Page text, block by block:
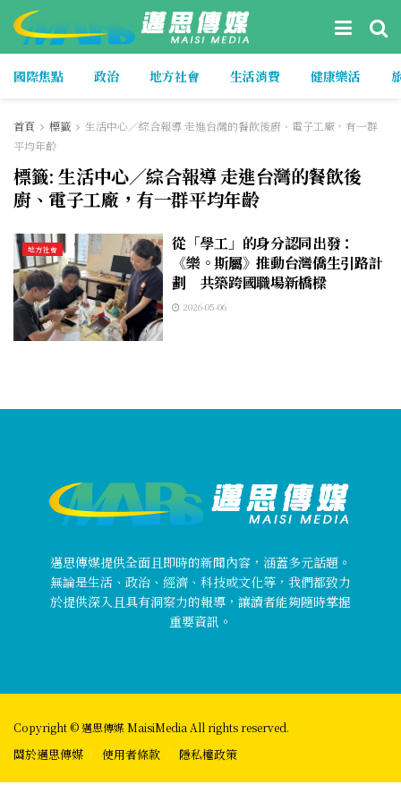
國際焦點 政治 地方社會 生活消費 健康樂活
首頁 標籤
生活中心／綜合報導 走進台灣的餐飲後廚、電子工廠，有一群
平均年齡
標籤:生活中心／綜合報導 走進台灣的餐飲後
廚、電子工廠，有一群平均年齡
地方社會
從「學工」的身分認同出發：
《樂。斯屬》推動台灣僑生引路計
劃 共築跨國職場新橋樑
2026-05-06
邁思傳媒提供全面且即時的新聞內容，涵蓋多元話題。
無論是生活、政治、經濟、科技或文化等，我們都致力
於提供深入且具有洞察力的報導，讓讀者能夠隨時掌握
重要資訊。
Copyright © 邁思傳媒 MaisiMedia All rights reserved.
關於邁思傳媒 使用者條款 隱私權政策